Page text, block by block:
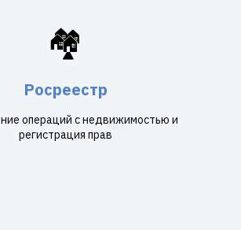
🏘️
Росреестр
операций с недвижимостью и
регистрация прав